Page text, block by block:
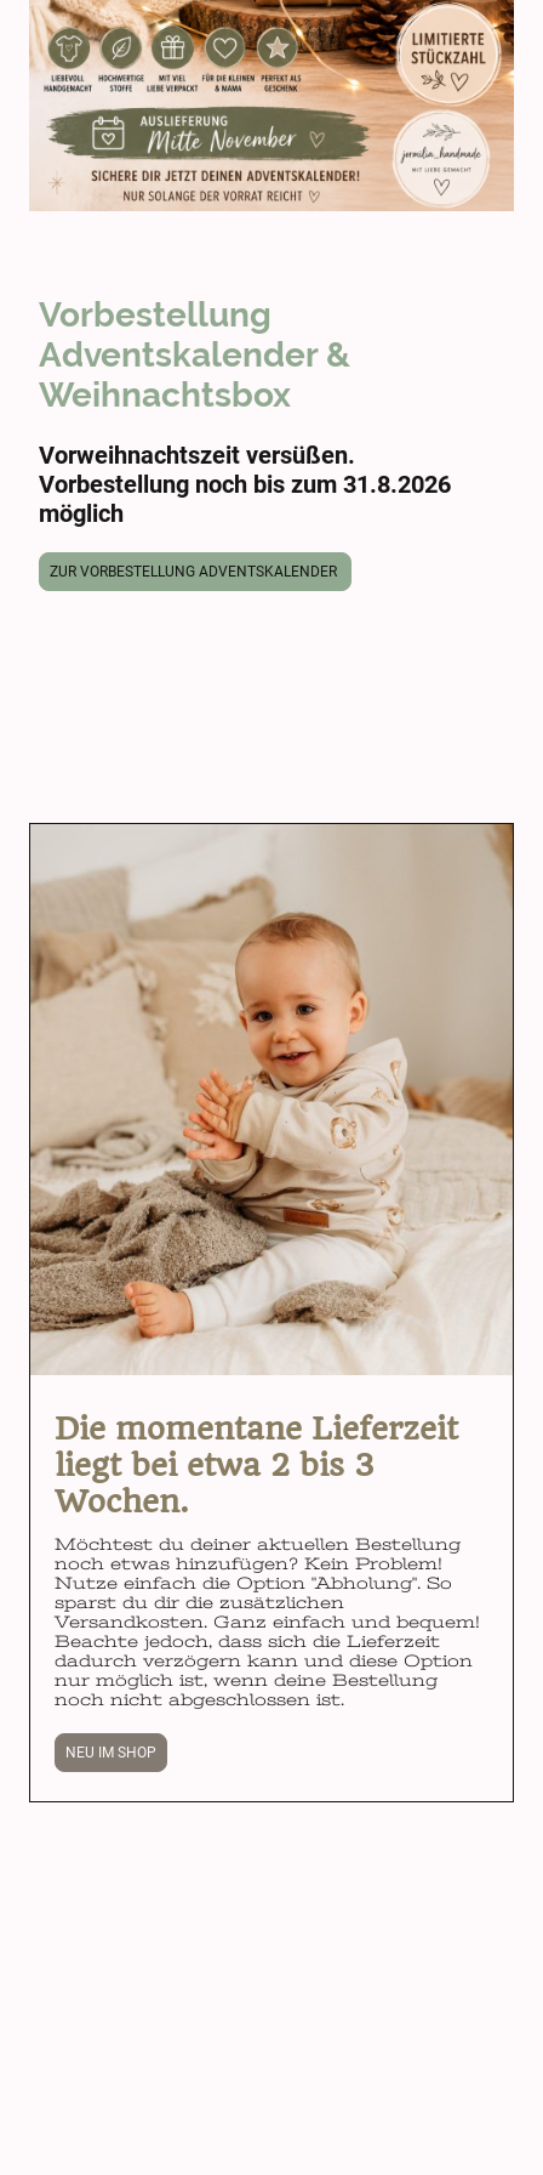
Vorbestellung
Adventskalender &
Weihnachtsbox
Vorweihnachtszeit versüßen.
Vorbestellung noch bis zum 31.8.2026
möglich
ZUR VORBESTELLUNG ADVENTSKALENDER
Die momentane Lieferzeit
liegt bei etwa 2 bis 3
Wochen.
Möchtest du deiner aktuellen Bestellung
noch etwas hinzufügen? Kein Problem!
Nutze einfach die Option "Abholung". So
sparst du dir die zusätzlichen
Versandkosten. Ganz einfach und bequem!
Beachte jedoch, dass sich die Lieferzeit
dadurch verzögern kann und diese Option
nur möglich ist, wenn deine Bestellung
noch nicht abgeschlossen ist.
NEU IM SHOP